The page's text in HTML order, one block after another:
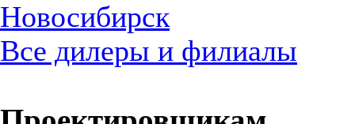
Новосибирск
Все дилеры и филиалы